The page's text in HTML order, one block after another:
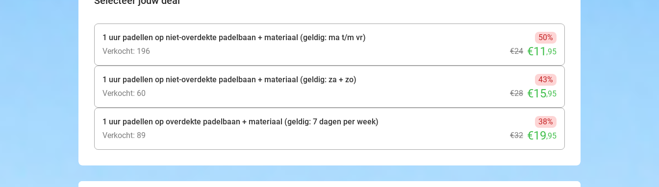
1 uur padellen op niet-overdekte padelbaan + materiaal (geldig: ma t/m vr)
50%
Verkocht: 196
€24 €11 ,95
1 uur padellen op niet-overdekte padelbaan + materiaal (geldig: za + zo)
43%
Verkocht: 60
€28 €15,95
1 uur padellen op overdekte padelbaan + materiaal (geldig: 7 dagen per week)
38%
Verkocht: 89
€32 €19,95